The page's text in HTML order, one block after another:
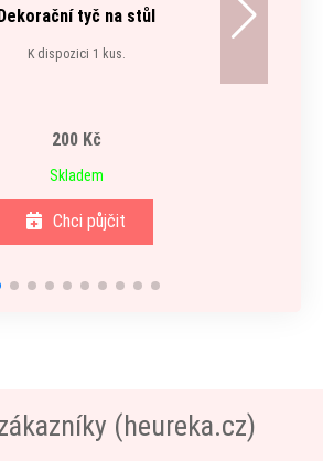
tyč na stůl
K dispozici 1 kus.
200 Kč
Skladem
Chci půjčit
(heureka.cz)